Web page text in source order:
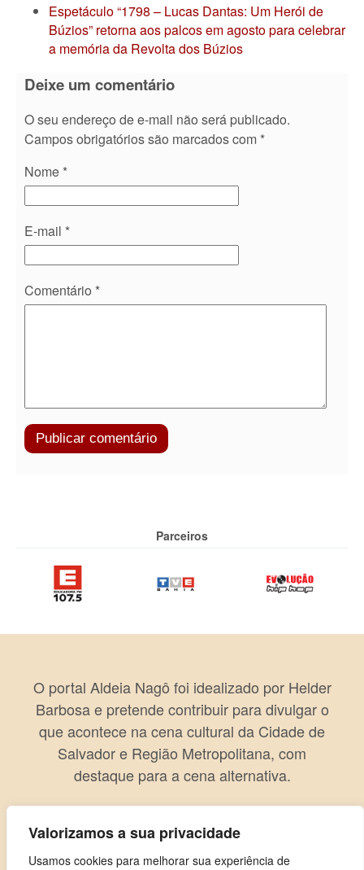
Valorizamos a sua privacidade
Usamos cookies para melhorar sua experiência de
Espetáculo “1798 – Lucas Dantas: Um Herói de
Búzios” retorna aos palcos em agosto para celebrar
a memória da Revolta dos Búzios
Deixe um comentário
O seu endereço de e-mail não será publicado.
Campos obrigatórios são marcados com *
Nome *
E-mail *
Comentário *
Parceiros
O portal Aldeia Nagô foi idealizado por Helder
Barbosa e pretende contribuir para divulgar o
que acontece na cena cultural da Cidade de
Salvador e Região Metropolitana, com
destaque para a cena alternativa.